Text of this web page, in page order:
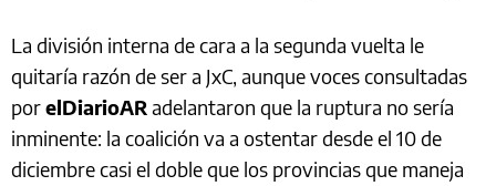
La división interna de cara a la segunda vuelta le
quitaría razón de ser a JxC, aunque voces consultadas
porelDiarioARadelantaron que la ruptura no sería
inminente: la coalición va a ostentar desde el 10 de
diciembre casi el doble que los provincias que maneja